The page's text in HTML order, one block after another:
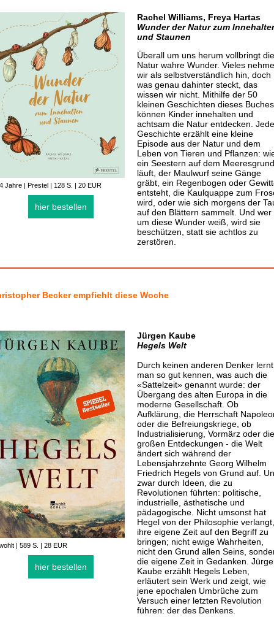
Jahre | Prestel | 128 S. | 20 EUR
hier bestellen
Rachel Williams, Freya Hartas
Wunder der Natur zum
und Staunen
Überall um uns herum vollbringt die
Natur wahre Wunder. Vieles
wir als selbstverständlich hin, doch
was genau dahinter steckt, das
wissen wir nicht. Mithilfe der 50
kleinen Geschichten dieses Buches
können Kinder innehalten und
achtsam die Natur entdecken. Jede
Geschichte erzählt eine kleine
Episode aus der Natur und dem
Leben von Tieren und Pflanzen:
ein Seestern auf dem Meeresgrund
läuft, der Maulwurf seine Gänge
gräbt, ein Regenbogen oder
entsteht, die Kaulquappe zum
wird, oder wie sich morgens der
auf den Blättern sammelt. Und wer
um diese Wunder weiß, wird sie
beschützen, statt sie achtlos zu
zerstören.
Becker empfiehlt diese Woche
| 589 S. | 28 EUR
hier bestellen
Jürgen Kaube
Hegels Welt
Durch keinen anderen Denker lernt
man so gut kennen, was auch die
«Sattelzeit» genannt wurde: der
Übergang des alten Europa in die
moderne Gesellschaft. Ob
Aufklärung, die Herrschaft
oder die Befreiungskriege, ob
Industrialisierung, Vormärz oder die
großen Entdeckungen - die Welt
ändert sich während der
Lebensjahrzehnte Georg Wilhelm
Friedrich Hegels von Grund auf.
zwar durch Ideen, die zu
Revolutionen führten: politische,
industrielle, ästhetische und
pädagogische. Nicht umsonst hat
Hegel von der Philosophie verlangt,
ihre eigene Zeit auf den Begriff zu
bringen; nicht ewige Wahrheiten,
nicht den Grund allen Seins,
die eigene Zeit in Gedanken.
Kaube erzählt Hegels Leben,
erläutert sein Werk und zeigt, wie
jene epochalen Umbrüche zum
Versuch einer letzten Revolution
führen: der des Denkens.